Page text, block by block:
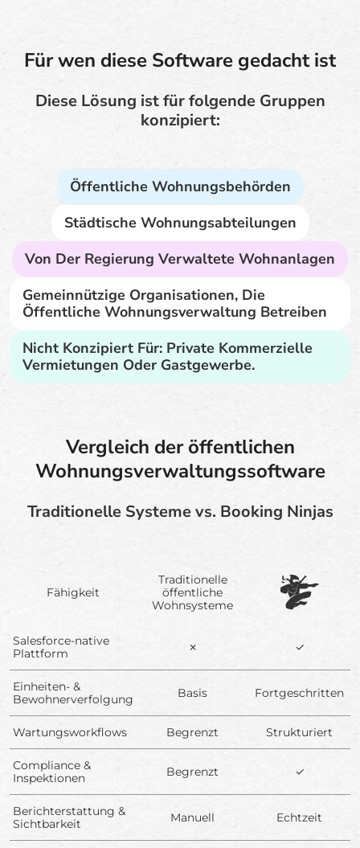
Für wen diese Software gedacht ist
Diese Lösung ist für folgende Gruppen
konzipiert:
Öffentliche Wohnungsbehörden
Städtische Wohnungsabteilungen
Von Der Regierung Verwaltete Wohnanlagen
Gemeinnützige Organisationen, Die
Öffentliche Wohnungsverwaltung Betreiben
Nicht Konzipiert Für: Private Kommerzielle
Vermietungen Oder Gastgewerbe.
Vergleich der öffentlichen
Wohnungsverwaltungssoftware
Traditionelle Systeme vs. Booking Ninjas
Fähigkeit
Traditionelle
öffentliche
Wohnsysteme
Salesforce-native
Plattform
✗ ✓
Einheiten- &
Bewohnerverfolgung
Basis Fortgeschritten
Wartungsworkflows Begrenzt Strukturiert
Compliance &
Inspektionen
Begrenzt ✓
Berichterstattung &
Sichtbarkeit
Manuell Echtzeit